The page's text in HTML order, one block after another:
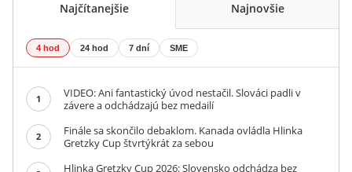
Najčítanejšie Najnovšie
4 hod 24 hod 7 dní SME
1
VIDEO: Ani fantastický úvod nestačil. Slováci padli v
závere a odchádzajú bez medailí
2
Finále sa skončilo debaklom. Kanada ovládla Hlinka
Gretzky Cup štvrtýkrát za sebou
Hlinka Gretzky Cup 2026: Slovensko odchádza bez